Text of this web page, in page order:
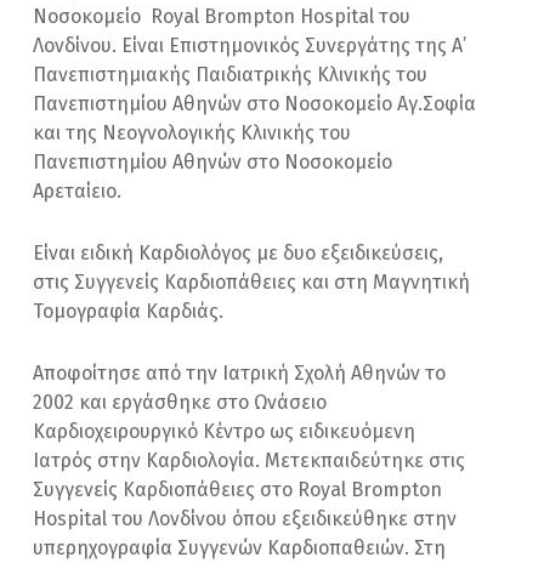
Νοσοκομείο Royal Brompton Hospital του
Λονδίνου. Είναι Επιστημονικός Συνεργάτης της Α’
Πανεπιστημιακής Παιδιατρικής Κλινικής του
Πανεπιστημίου Αθηνών στο Νοσοκομείο Αγ.Σοφία
και της Νεογνολογικής Κλινικής του
Πανεπιστημίου Αθηνών στο Νοσοκομείο
Αρεταίειο.
Είναι ειδική Καρδιολόγος με δυο εξειδικεύσεις,
στις Συγγενείς Καρδιοπάθειες και στη Μαγνητική
Τομογραφία Καρδιάς.
Αποφοίτησε από την Ιατρική Σχολή Αθηνών το
2002 και εργάσθηκε στο Ωνάσειο
Καρδιοχειρουργικό Κέντρο ως ειδικευόμενη
Ιατρός στην Καρδιολογία. Μετεκπαιδεύτηκε στις
Συγγενείς Καρδιοπάθειες στο Royal Brompton
Hospital του Λονδίνου όπου εξειδικεύθηκε στην
υπερηχογραφία Συγγενών Καρδιοπαθειών. Στη